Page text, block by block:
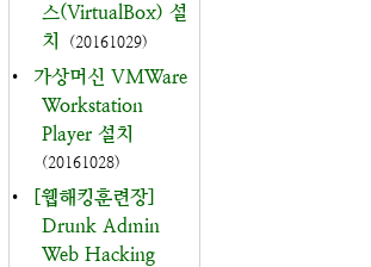
스(VirtualBox) 설
치
(20161029)
•
가상머신 VMWare
Workstation
Player 설치
(20161028)
•
[웹해킹훈련장]
Drunk Admin
Web Hacking